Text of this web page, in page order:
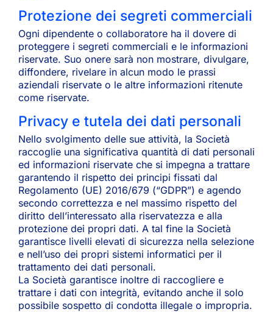
Protezione dei segreti commerciali
Ogni dipendente o collaboratore ha il dovere di
proteggere i segreti commerciali e le informazioni
riservate. Suo onere sarà non mostrare, divulgare,
diffondere, rivelare in alcun modo le prassi
aziendali riservate o le altre informazioni ritenute
come riservate.
Privacy e tutela dei dati personali
Nello svolgimento delle sue attività, la Società
raccoglie una significativa quantità di dati personali
ed informazioni riservate che si impegna a trattare
garantendo il rispetto dei principi fissati dal
Regolamento (UE) 2016/679 (“GDPR”) e agendo
secondo correttezza e nel massimo rispetto del
diritto dell’interessato alla riservatezza e alla
protezione dei propri dati. A tal fine la Società
garantisce livelli elevati di sicurezza nella selezione
e nell’uso dei propri sistemi informatici per il
trattamento dei dati personali.
La Società garantisce inoltre di raccogliere e
trattare i dati con integrità, evitando anche il solo
possibile sospetto di condotta illegale o impropria.